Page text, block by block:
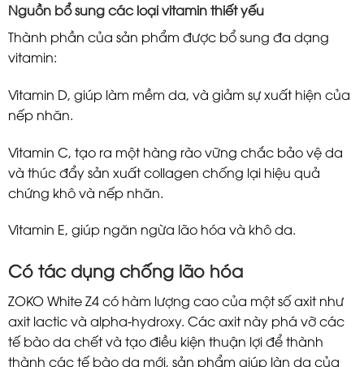
Nguồn bổ sung các loại vitamin thiết yếu
Thành phần của sản phẩm được bổ sung đa dạng
vitamin:
Vitamin D, giúp làm mềm da, và giảm sự xuất hiện của
nếp nhăn.
Vitamin C, tạo ra một hàng rào vững chắc bảo vệ da
và thúc đẩy sản xuất collagen chống lại hiệu quả
chứng khô và nếp nhăn.
Vitamin E, giúp ngăn ngừa lão hóa và khô da.
Có tác dụng chống lão hóa
ZOKO White Z4 có hàm lượng cao của một số axit như
axit lactic và alpha-hydroxy. Các axit này phá vỡ các
tế bào da chết và tạo điều kiện thuận lợi để thành
thành các tế bào da mới, sản phẩm giúp làn da của